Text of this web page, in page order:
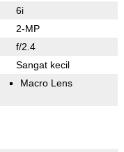
6i
2-MP
f/2.4
Sangat kecil
Macro Lens